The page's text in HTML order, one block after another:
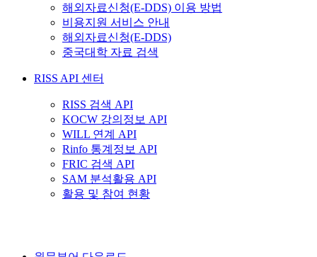
해외자료신청(E-DDS) 이용 방법
비용지원 서비스 안내
해외자료신청(E-DDS)
중국대학 자료 검색
RISS API 센터
RISS 검색 API
KOCW 강의정보 API
WILL 연계 API
Rinfo 통계정보 API
FRIC 검색 API
SAM 분석활용 API
활용 및 참여 현황